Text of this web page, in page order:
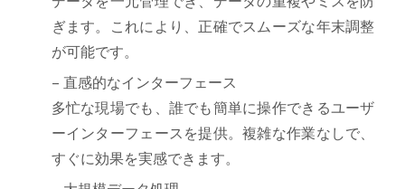
ぎます。これにより、正確でスムーズな年末調整
が可能です。
– 直感的なインターフェース
多忙な現場でも、誰でも簡単に操作できるユーザ
ーインターフェースを提供。複雑な作業なしで、
すぐに効果を実感できます。